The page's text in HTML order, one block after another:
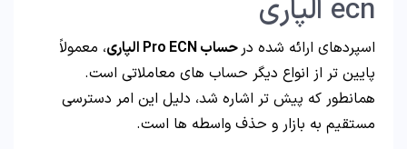
ecn الپاری
اسپردهای ارائه شده درحساب Pro ECN الپاری
، معمولاً
پایین‌ تر از انواع دیگر حساب‌ های معاملاتی است.
همانطور که پیش تر اشاره شد، دلیل این امر دسترسی
مستقیم به بازار و حذف واسطه‌ ها است.